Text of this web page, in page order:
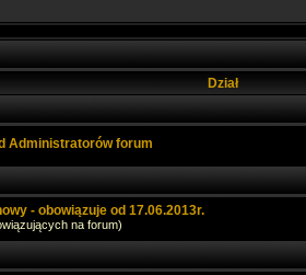
Dział
Administratorów forum
- obowiązuje od 17.06.2013r.
na forum)